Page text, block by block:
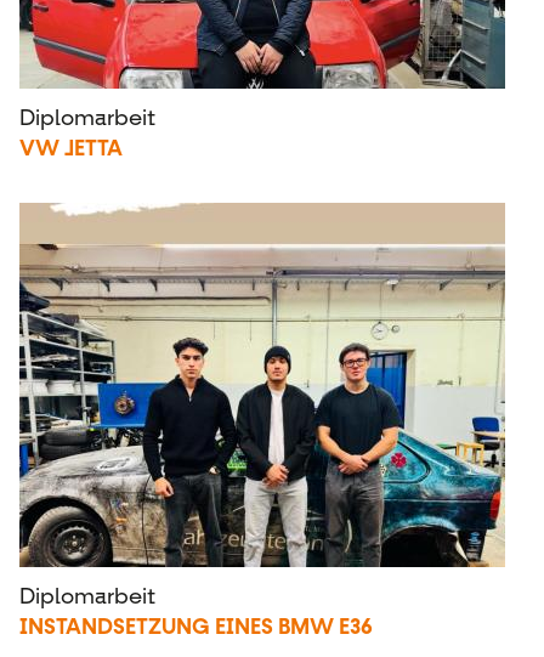
Diplomarbeit
VW JETTA
Diplomarbeit
INSTANDSETZUNG EINES BMW E36